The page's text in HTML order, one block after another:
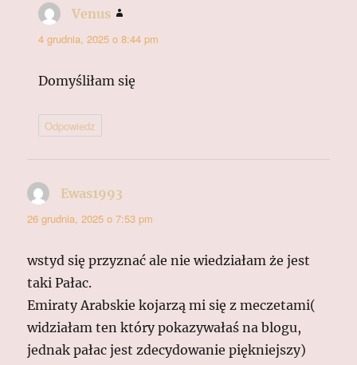
Venus
4 grudnia, 2025 o 8:44 pm
Domyśliłam się
Odpowiedz
Ewas1993
26 grudnia, 2025 o 7:53 pm
wstyd się przyznać ale nie wiedziałam że jest
taki Pałac.
Emiraty Arabskie kojarzą mi się z meczetami(
widziałam ten który pokazywałaś na blogu,
jednak pałac jest zdecydowanie piękniejszy)